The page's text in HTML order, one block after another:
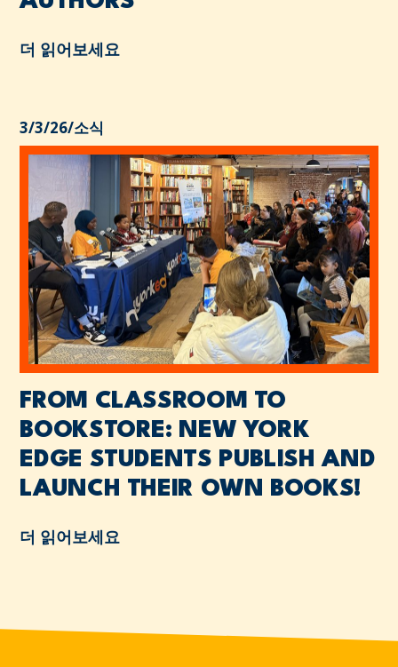
더 읽어보세요
3/3/26/소식
FROM CLASSROOM TO
BOOKSTORE: NEW YORK
EDGE STUDENTS PUBLISH AND
LAUNCH THEIR OWN BOOKS!
더 읽어보세요